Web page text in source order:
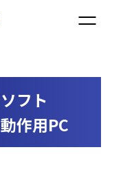
フト
作用PC